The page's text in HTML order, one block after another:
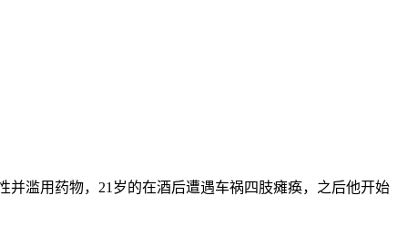
并滥用药物，21岁的在酒后遭遇车祸四肢瘫痪，之后他开始